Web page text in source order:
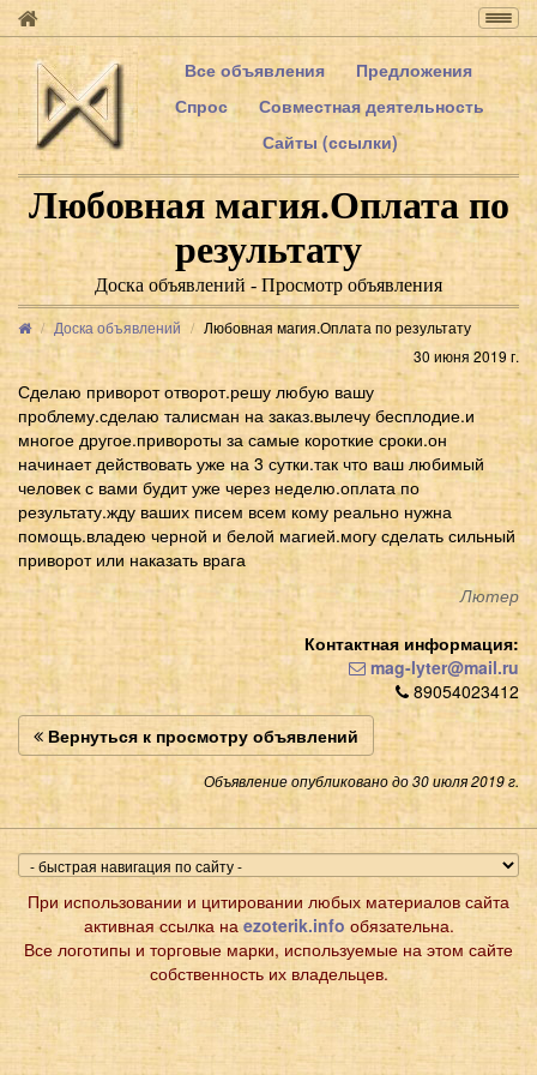
Все объявления
Предложения
Спрос
Совместная деятельность
Сайты (ссылки)
Любовная магия.Оплата по
результату
Доска объявлений - Просмотр объявления
Доска объявлений
Любовная магия.Оплата по результату
30 июня 2019 г.
Сделаю приворот отворот.решу любую вашу
проблему.сделаю талисман на заказ.вылечу бесплодие.и
многое другое.привороты за самые короткие сроки.он
начинает действовать уже на 3 сутки.так что ваш любимый
человек с вами будит уже через неделю.оплата по
результату.жду ваших писем всем кому реально нужна
помощь.владею черной и белой магией.могу сделать сильный
приворот или наказать врага
Лютер
Контактная информация:
mag-lyter@mail.ru
89054023412
Вернуться к просмотру объявлений
Объявление опубликовано до 30 июля 2019 г.
При использовании и цитировании любых материалов сайта
активная ссылка на ezoterik.info обязательна.
Все логотипы и торговые марки, используемые на этом сайте
собственность их владельцев.